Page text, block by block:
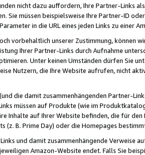
nicht dazu auffordern, Ihre Partner-Links
Sie müssen beispielsweise Ihre Partner-ID
in die URL eines jeden Links zu einer
vorbehaltlich unserer Zustimmung, können
Ihrer Partner-Links durch Aufnahme
Unter keinen Umständen dürfen Sie
Nutzern, die Ihre Website aufrufen, nicht
die damit zusammenhängenden Partner-
müssen auf Produkte (wie im
Inhalte auf Ihrer Website befinden, die für
(z. B. Prime Day) oder die Homepages
und damit zusammenhängende
Amazon-Website endet. Falls Sie